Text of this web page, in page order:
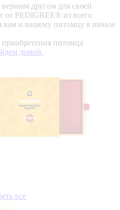
другом для своей
от PEDIGREE® из всего
вам и вашему питомцу в начале
питомца
домой.
все